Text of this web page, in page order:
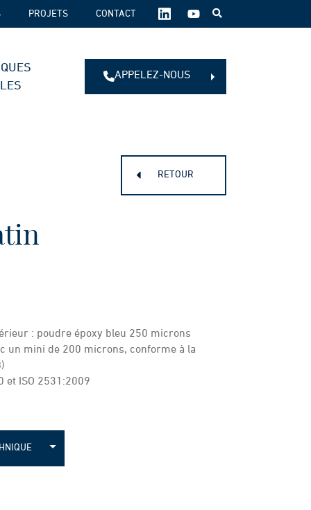
PROJETS CONTACT
SUIVEZ-
NOUS
APPELEZ-NOUS
RETOUR
: poudre époxy bleu 250 microns
un mini de 200 microns, conforme à la
et ISO 2531:2009